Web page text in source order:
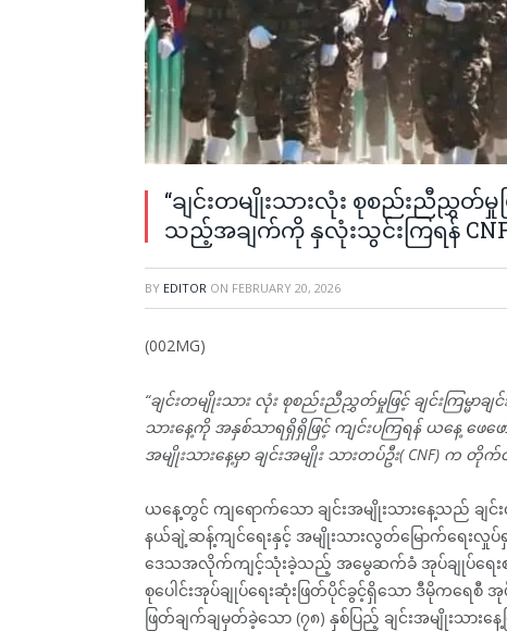
“ချင်းတမျိုးသားလုံး စုစည်းညီညွှတ်မှုဖ
သည့်အချက်ကို နှလုံးသွင်းကြရန်
BY EDITOR ON FEBRUARY 20, 2026
(002MG)
“ချင်းတမျိုးသား လုံး စုစည်းညီညွှတ်မှုဖြင့် ချင်းကြမ္မ
သားနေ့ကို အနှစ်သာရရှိရှိဖြင့် ကျင်းပကြရန် ယနေ့ ဖေဖေ
အမျိုးသားနေ့မှာ ချင်းအမျိုး သားတပ်ဦး( CNF) က
ယနေ့တွင် ကျရောက်သော ချင်းအမျိုးသားနေ့သည် ချ
နယ်ချဲ့ဆန့်ကျင်ရေးနှင့် အမျိုးသားလွတ်မြောက်ရေးလှုပ်
ဒေသအလိုက်ကျင့်သုံးခဲ့သည့် အမွေဆက်ခံ အုပ်ချုပ်ရေးစန
စုပေါင်းအုပ်ချုပ်ရေးဆုံးဖြတ်ပိုင်ခွင့်ရှိသော ဒီမိုကရေစီ
ဖြတ်ချက်ချမှတ်ခဲ့သော (၇၈) နှစ်ပြည့် ချင်းအမျိုးသား